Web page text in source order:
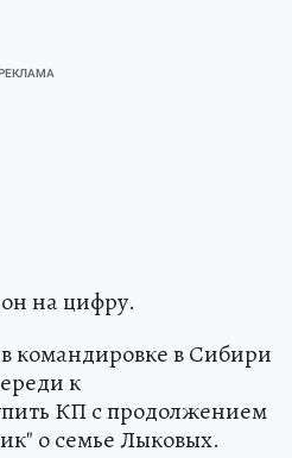
на цифру.
командировке в Сибири
к
КП с продолжением
о семье Лыковых.